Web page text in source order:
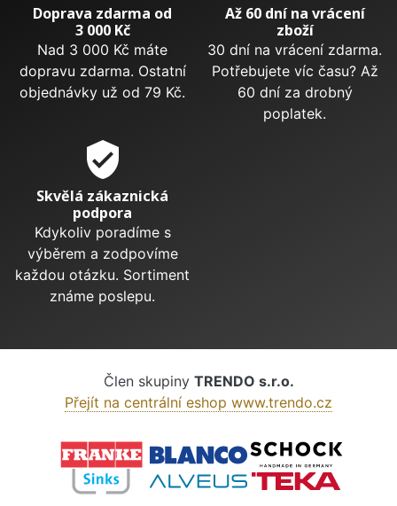
Doprava zdarma od
3 000 Kč
Nad 3 000 Kč máte
dopravu zdarma. Ostatní
objednávky už od 79 Kč.
Až 60 dní na vrácení
zboží
30 dní na vrácení zdarma.
Potřebujete víc času? Až
60 dní za drobný
poplatek.
verified_user
Skvělá zákaznická
podpora
Kdykoliv poradíme s
výběrem a zodpovíme
každou otázku. Sortiment
známe poslepu.
Člen skupiny TRENDO s.r.o.
Přejít na centrální eshop www.trendo.cz